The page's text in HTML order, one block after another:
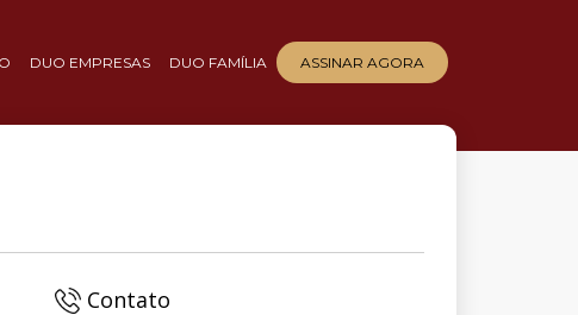
DUO EMPRESAS DUO FAMÍLIA ASSINAR AGORA
Contato